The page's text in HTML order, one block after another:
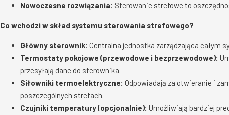
Nowoczesne rozwiązania: Sterowanie strefowe to
Co wchodzi w skład systemu sterowania strefowego?
Główny sterownik: Centralna jednostka zarządzająca całym
Termostaty pokojowe (przewodowe i bezprzewodowe):
przesyłają dane do sterownika.
Siłowniki termoelektryczne: Odpowiadają za otwieranie i
poszczególnych strefach.
Czujniki temperatury (opcjonalnie): Umożliwiają bardziej